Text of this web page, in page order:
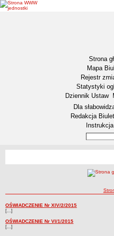
Strona
Mapa
Rejestr
Statystyki
Dziennik Ustaw
Menu dodatkowe
Dla
Redakcja
INFORMACJA DLA OSÓB NIESŁYSZĄCYCH
Nabory na wolne stanowiska
Oświadczenia
Oświadczenia
OŚWIADCZENIE Nr XIV/2/2015
[...]
OŚWIADCZENIE Nr VI/1/2015
[...]